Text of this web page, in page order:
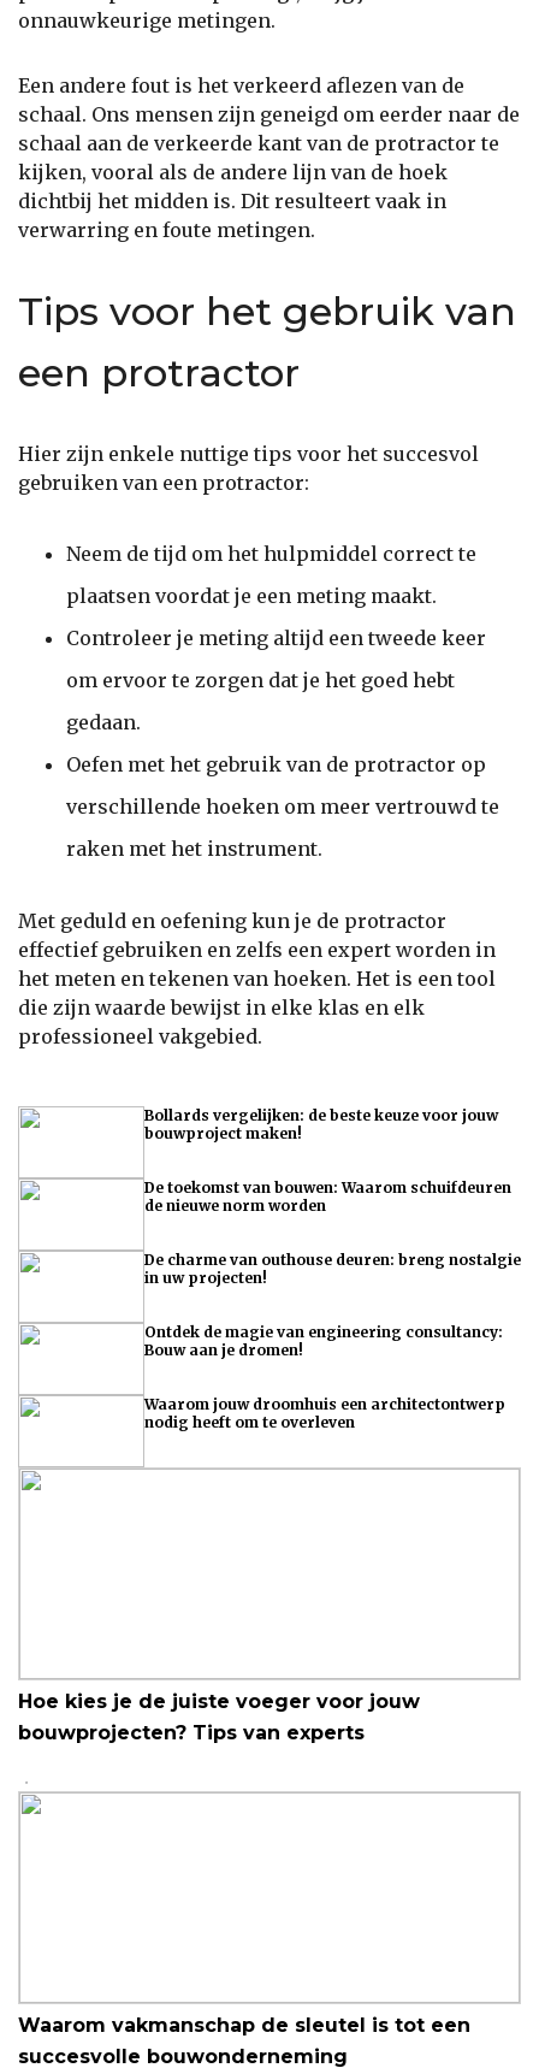
onnauwkeurige metingen.
Een andere fout is het verkeerd aflezen van de
schaal. Ons mensen zijn geneigd om eerder naar de
schaal aan de verkeerde kant van de protractor te
kijken, vooral als de andere lijn van de hoek
dichtbij het midden is. Dit resulteert vaak in
verwarring en foute metingen.
Tips voor het gebruik van
een protractor
Hier zijn enkele nuttige tips voor het succesvol
gebruiken van een protractor:
Neem de tijd om het hulpmiddel correct te
plaatsen voordat je een meting maakt.
Controleer je meting altijd een tweede keer
om ervoor te zorgen dat je het goed hebt
gedaan.
Oefen met het gebruik van de protractor op
verschillende hoeken om meer vertrouwd te
raken met het instrument.
Met geduld en oefening kun je de protractor
effectief gebruiken en zelfs een expert worden in
het meten en tekenen van hoeken. Het is een tool
die zijn waarde bewijst in elke klas en elk
professioneel vakgebied.
Bollards vergelijken: de beste keuze voor jouw
bouwproject maken!
De toekomst van bouwen: Waarom schuifdeuren
de nieuwe norm worden
De charme van outhouse deuren: breng nostalgie
in uw projecten!
Ontdek de magie van engineering consultancy:
Bouw aan je dromen!
Waarom jouw droomhuis een architectontwerp
nodig heeft om te overleven
Hoe kies je de juiste voeger voor jouw
bouwprojecten? Tips van experts
Waarom vakmanschap de sleutel is tot een
succesvolle bouwonderneming